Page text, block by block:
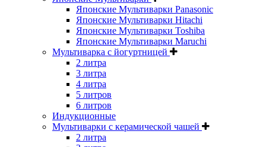
Японские Мультиварки Panasonic
Японские Мультиварки Hitachi
Японские Мультиварки Toshiba
Японские Мультиварки Maruchi
Мультиварка с йогуртницей
2 литра
3 литра
4 литра
5 литров
6 литров
Индукционные
Мультиварки с керамической чашей
2 литра